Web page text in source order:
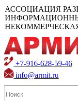
АССОЦИАЦИЯ
+7-916-628-59-46
info@armit.ru